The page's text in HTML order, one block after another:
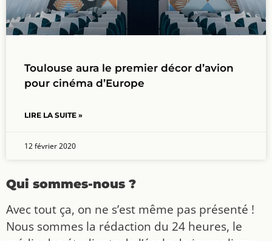
Toulouse aura le premier décor d’avion
pour cinéma d’Europe
LIRE LA SUITE »
12 février 2020
Qui sommes-nous ?
Avec tout ça, on ne s’est même pas présenté !
Nous sommes la rédaction du 24 heures, le